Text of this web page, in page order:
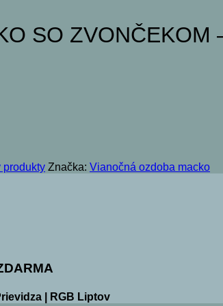
SO ZVONČEKOM
produkty Značka: Vianočná ozdoba macko
| RGB Liptov